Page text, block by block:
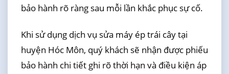
bảo hành rõ ràng sau mỗi lần khắc phục sự cố.
Khi sử dụng dịch vụ sửa máy ép trái cây tại
huyện Hóc Môn, quý khách sẽ nhận được phiếu
bảo hành chi tiết ghi rõ thời hạn và điều kiện áp